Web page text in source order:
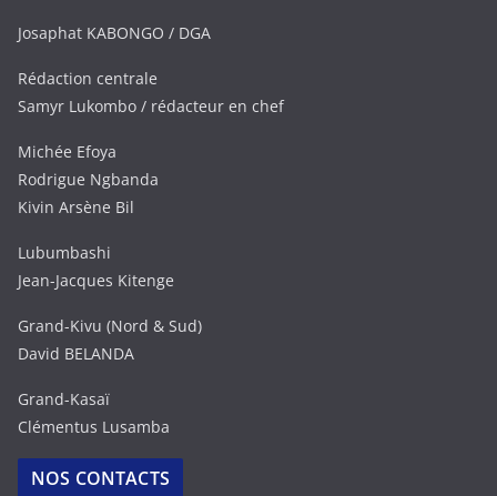
Josaphat KABONGO / DGA
Rédaction centrale
Samyr Lukombo / rédacteur en chef
Michée Efoya
Rodrigue Ngbanda
Kivin Arsène Bil
Lubumbashi
Jean-Jacques Kitenge
Grand-Kivu (Nord & Sud)
David BELANDA
Grand-Kasaï
Clémentus Lusamba
NOS CONTACTS